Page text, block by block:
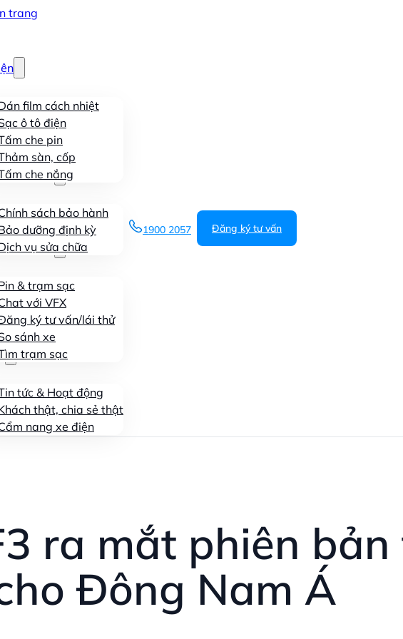
trang
film cách nhiệt
ô tô điện
che pin
sàn, cốp
che nắng
hậu mãi
sách bảo hành
dưỡng định kỳ
vụ sửa chữa
& hỗ trợ
& trạm sạc
với VFX
ký tư vấn/lái thử
sánh xe
trạm sạc
tức & Hoạt động
thật, chia sẻ thật
nang xe điện
1900 2057 Đăng ký tư vấn
ra mắt phiên
Đông Nam Á